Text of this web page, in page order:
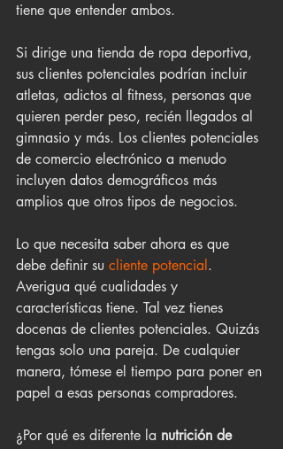
tiene que entender ambos.
Si dirige una tienda de ropa deportiva,
sus clientes potenciales podrían incluir
atletas, adictos al fitness, personas que
quieren perder peso, recién llegados al
gimnasio y más. Los clientes potenciales
de comercio electrónico a menudo
incluyen datos demográficos más
amplios que otros tipos de negocios.
Lo que necesita saber ahora es que
debe definir su cliente potencial .
Averigua qué cualidades y
características tiene. Tal vez tienes
docenas de clientes potenciales. Quizás
tengas solo una pareja. De cualquier
manera, tómese el tiempo para poner en
papel a esas personas compradores.
¿Por qué es diferente la nutrición de